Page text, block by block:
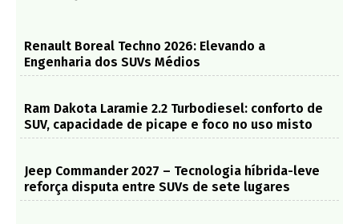
Renault Boreal Techno 2026: Elevando a
Engenharia dos SUVs Médios
Ram Dakota Laramie 2.2 Turbodiesel: conforto de
SUV, capacidade de picape e foco no uso misto
Jeep Commander 2027 – Tecnologia híbrida-leve
reforça disputa entre SUVs de sete lugares